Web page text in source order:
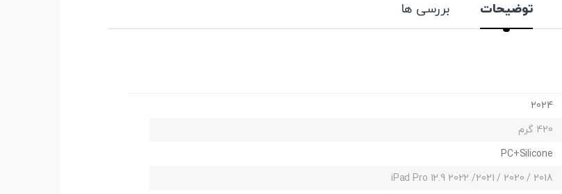
توضیحات بررسی ها
2024
420 گرم
PC+Silicone
iPad Pro 12.9 2022 /2021 / 2020 / 2018